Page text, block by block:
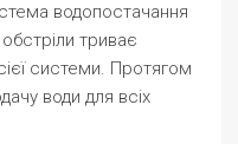
водопостачання
триває
системи. Протягом
води для всіх